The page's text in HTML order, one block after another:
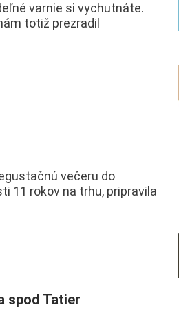
varnie si vychutnáte.
totiž prezradil
večeru do
11 rokov na trhu, pripravila
spod Tatier